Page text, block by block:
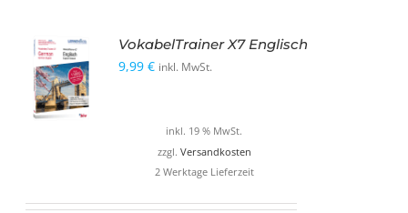
WARENKORB
VokabelTrainer X7 Englisch
9,99€ inkl. MwSt.
inkl. 19 % MwSt.
zzgl. Versandkosten
2 Werktage Lieferzeit